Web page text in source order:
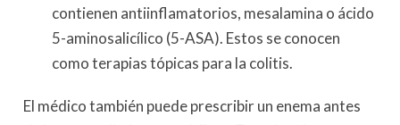
contienen antiinflamatorios, mesalamina o ácido
5-aminosalicílico (5-ASA). Estos se conocen
como terapias tópicas para la colitis.
El médico también puede prescribir un enema antes